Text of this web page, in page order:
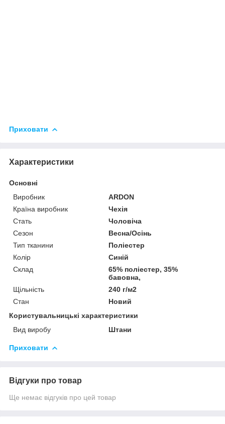
Приховати
Характеристики
Основні
Виробник
ARDON
Країна виробник
Чехія
Стать
Чоловіча
Сезон
Весна/Осінь
Тип тканини
Поліестер
Колір
Синій
Склад
65% поліестер, 35%
бавовна,
Щільність
240 г/м2
Стан
Новий
Користувальницькі характеристики
Вид виробу
Штани
Приховати
Відгуки про товар
Ще немає відгуків про цей товар